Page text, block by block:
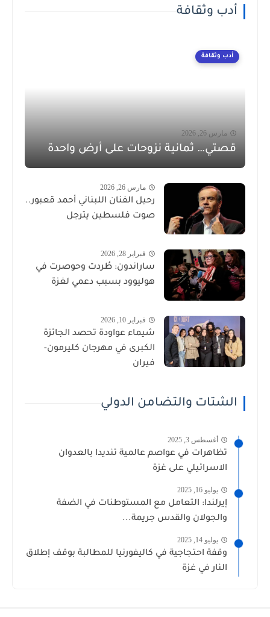
أدب وثقافة
أدب وثقافة
مارس 26, 2026
قصتي… ثمانية نزوحات على أرض واحدة
مارس 26, 2026
رحيل الفنان اللبناني أحمد قعبور..
صوت فلسطين يترجل
فبراير 28, 2026
ساراندون: طُردت وحوصرت في
هوليوود بسبب دعمي لغزة
فبراير 10, 2026
شيماء عواودة تحصد الجائزة
الكبرى في مهرجان كليرمون-
فيران
الشتات والتضامن الدولي
أغسطس 3, 2025
تظاهرات في عواصم عالمية تنديدا بالعدوان
الاسرائيلي على غزة
يوليو 16, 2025
إيرلندا: التعامل مع المستوطنات في الضفة
والجولان والقدس جريمة...
يوليو 14, 2025
وقفة احتجاجية في كاليفورنيا للمطالبة بوقف إطلاق
النار في غزة